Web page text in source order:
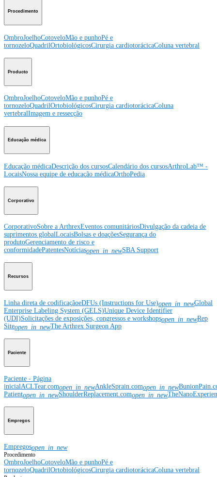
Procedimento
OmbroJoelhoCotoveloMão e punhoPé e
tornozeloQuadrilOrtobiológicosCirurgia cardiotorácicaColuna vertebral
Producto
OmbroJoelhoCotoveloMão e punhoPé e
tornozeloQuadrilOrtobiológicosCirurgia cardiotorácicaColuna
vertebralImagem e ressecção
Educação médica
Educação médicaDescrição dos cursosCalendário dos cursosArthroLab™ -
LocaisNossa equipe de educação médicaOrthoPedia
Corporativo
CorporativoSobre a ArthrexEventos comunitáriosDivulgação da cadeia de
suprimentos globalLocaisBolsas e doaçõesSegurança do
produtoGerenciamento de risco e
conformidadePatentesNotíciasopen_in_newSBA Support
Recursos
Linha direta de codificaçãoeDFUs (Instructions for Use)open_in_newGlobal
Enterprise Labeling System (GELS)Unique Device Identifier
(UDI)Solicitações de exposições, congressos e workshopsopen_in_newRep
Siteopen_in_newThe Arthrex Surgeon App
Paciente
Paciente - Página
inicial ACLTear.comopen_in_newAnkleSprain.comopen_in_new
Patientopen_in_newShoulderReplacement.comopen_in_new
Empregos
Empregosopen_in_new
Procedimento
OmbroJoelhoCotoveloMão e punhoPé e
tornozeloQuadrilOrtobiológicosCirurgia cardiotorácicaColuna vertebral